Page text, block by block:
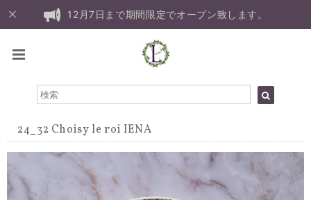
12月7日まで期間限定でオープン致します。
24_32 Choisy le roi IENA